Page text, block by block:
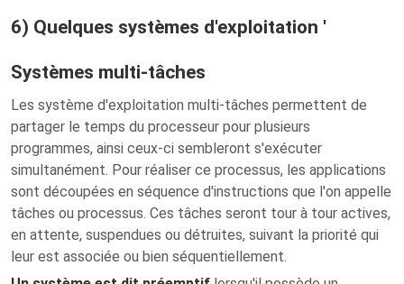
6) Quelques systèmes d'exploitation '
Systèmes multi-tâches
Les système d'exploitation multi-tâches permettent de
partager le temps du processeur pour plusieurs
programmes, ainsi ceux-ci sembleront s'exécuter
simultanément. Pour réaliser ce processus, les applications
sont découpées en séquence d'instructions que l'on appelle
tâches ou processus. Ces tâches seront tour à tour actives,
en attente, suspendues ou détruites, suivant la priorité qui
leur est associée ou bien séquentiellement.